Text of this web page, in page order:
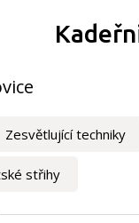
Zesvětlující techniky
střihy